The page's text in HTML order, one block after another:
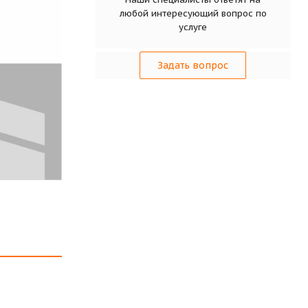
любой интересующий вопрос по
услуге
Задать вопрос